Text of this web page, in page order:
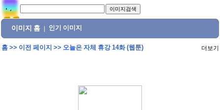
이미지 홈 인기 이미지
홈>> 이전 페이지 >> 오늘은 자체 휴강 14화 (웹툰) 더보기